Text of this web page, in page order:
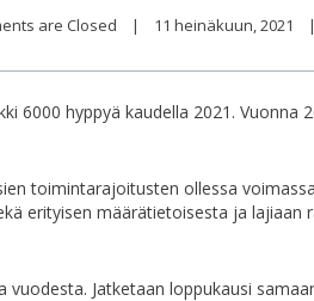
are Closed | 11 heinäkuun, 2021 |
6000 hyppyä kaudella 2021.
toimintarajoitusten ollessa
erityisen määrätietoisesta ja
Jatketaan loppukausi